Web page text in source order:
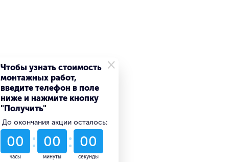
×
Чтобы узнать стоимость
монтажных работ,
введите телефон в поле
ниже и нажмите кнопку
"Получить"
До окончания акции осталось:
53
дни
00
часы
50
минуты